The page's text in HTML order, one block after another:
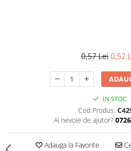
0,57 Lei0,52
IN STOC
Cod Produs:
Ai nevoie de ajutor?
Adauga la Favorite